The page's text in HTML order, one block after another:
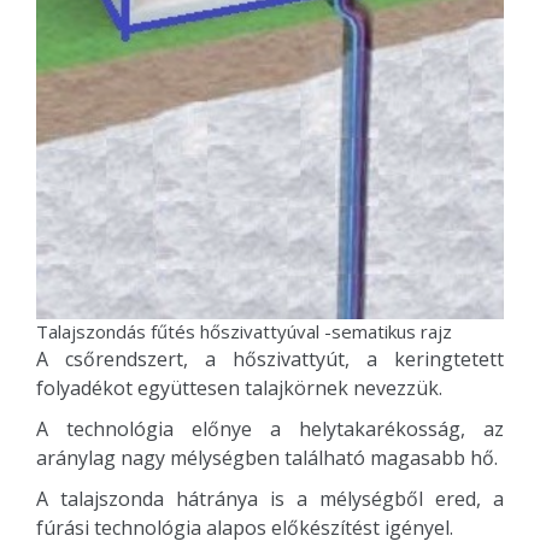
Talajszondás fűtés hőszivattyúval -sematikus rajz
A csőrendszert, a hőszivattyút, a keringtetett
folyadékot együttesen talajkörnek nevezzük.
A technológia előnye a helytakarékosság, az
aránylag nagy mélységben található magasabb hő.
A talajszonda hátránya is a mélységből ered, a
fúrási technológia alapos előkészítést igényel.